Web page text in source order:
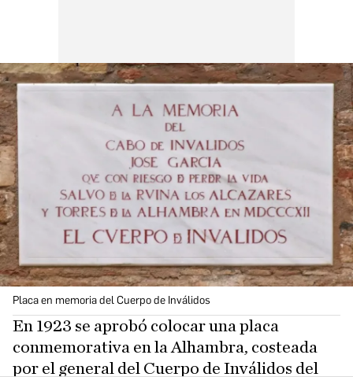
Placa en memoria del Cuerpo de Inválidos
En 1923 se aprobó colocar una placa
conmemorativa en la Alhambra, costeada
por el general del Cuerpo de Inválidos del